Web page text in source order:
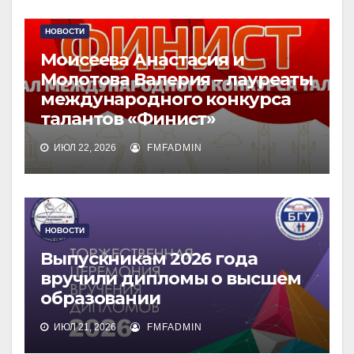
НОВОСТИ
Моисеева Анастасия и
Молотова Валерия – лауреаты
международного конкурса
талантов «Финист»
ИЮЛ 22, 2026 FMFADMIN
НОВОСТИ
Выпускникам 2026 года
вручили дипломы о высшем
образовании
ИЮЛ 21, 2026 FMFADMIN